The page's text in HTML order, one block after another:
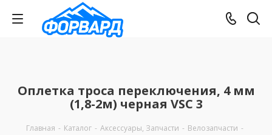
Оплетка троса переключения, 4 мм
(1,8-2м) черная VSC 3
Главная - Каталог - Аксессуары, Запчасти - Велозапчасти -